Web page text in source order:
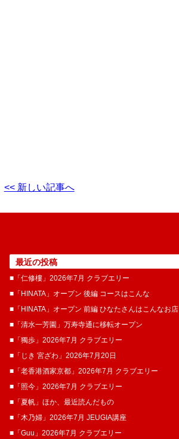
<< 新しい記事へ
最近の投稿
■「仁修樓」2026年7月 クラブエリー
■「HINATA」オープン 後編 コースはこんな
■「HINATA」オープン 前編 ひなたさんはこんなお店
■「清水一芳園」万寿寺通に移転オープン
■「獨歩」2026年7月 クラブエリー
■「じき 宮ざわ」2026年7月20日
■「老香港酒家京都」2026年7月 クラブエリー
■「照今」2026年7月 クラブエリー
■「夏帆」ほか、最近読んだもの
■「木乃婦」2026年7月 JEUGIA講座
■「Guu」2026年7月 クラブエリー